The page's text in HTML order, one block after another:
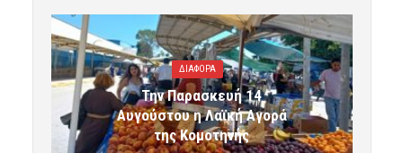
ΔΙΑΦΟΡΑ
Την Παρασκευή 14
Αυγούστου η Λαϊκή Αγορά
της Κομοτηνής